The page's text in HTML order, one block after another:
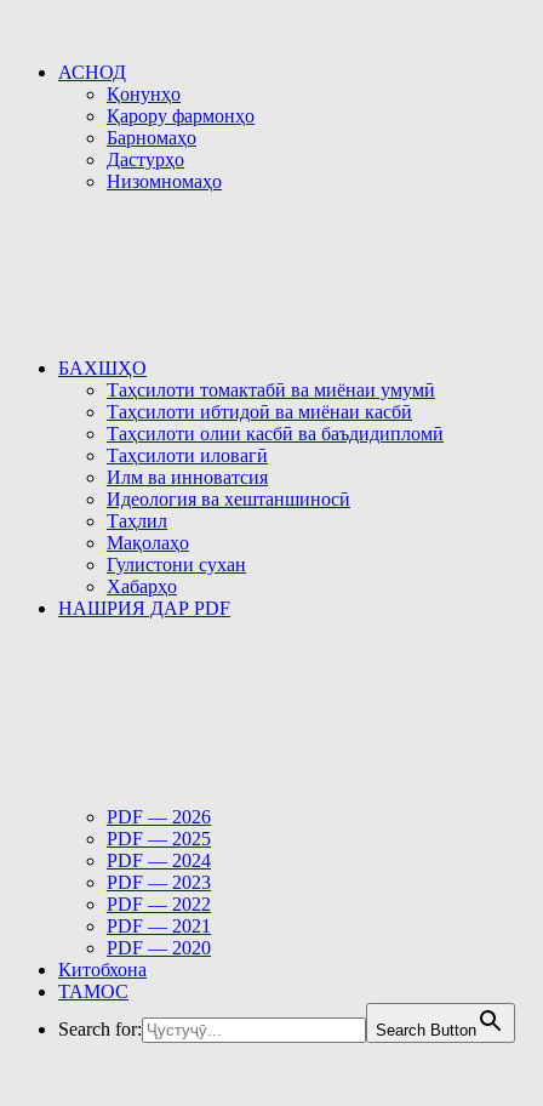
АСНОД
Қонунҳо
Қарору фармонҳо
Барномаҳо
Дастурҳо
Низомномаҳо
БАХШҲО
Таҳсилоти томактабӣ ва миёнаи умумӣ
Таҳсилоти ибтидоӣ ва миёнаи касбӣ
Таҳсилоти олии касбӣ ва баъдидипломӣ
Таҳсилоти иловагӣ
Илм ва инноватсия
Идеология ва хештаншиносӣ
Таҳлил
Мақолаҳо
Гулистони сухан
Хабарҳо
НАШРИЯ ДАР PDF
PDF — 2026
PDF — 2025
PDF — 2024
PDF — 2023
PDF — 2022
PDF — 2021
PDF — 2020
Китобхона
ТАМОС
Search for:
Search Button